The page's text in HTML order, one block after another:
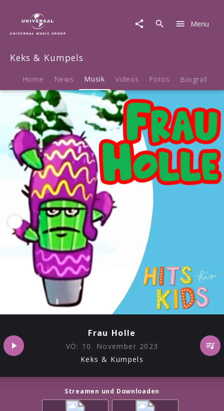
Menu
Keks & Kumpels
Home News Musik Videos Fotos Biografie
Frau Holle
VÖ: 10. November 2023
Keks & Kumpels
Streamen und Downloaden